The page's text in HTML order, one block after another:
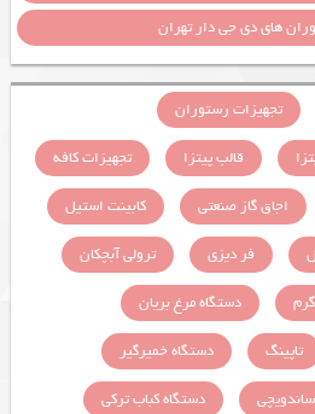
های دی جی دار تهران
تجهیزات رستوران
قالب پیتزا
تجهیزات کافه
اجاق گاز صنعتی
کابینت استیل
فر دیزی
ترولی آبچکان
دستگاه مرغ بریان
تاپینگ
دستگاه خمیرگیر
دستگاه کباب ترکی